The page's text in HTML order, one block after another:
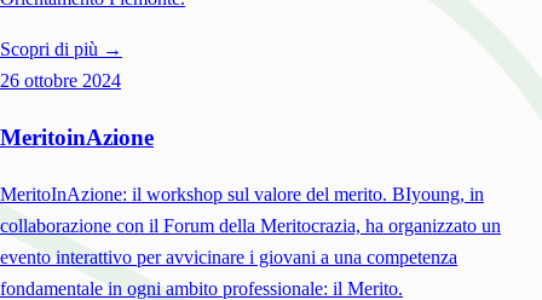
Scopri di più →
26 ottobre 2024
MeritoinAzione
MeritoInAzione: il workshop sul valore del merito. BIyoung, in
collaborazione con il Forum della Meritocrazia, ha organizzato un
evento interattivo per avvicinare i giovani a una competenza
fondamentale in ogni ambito professionale: il Merito.